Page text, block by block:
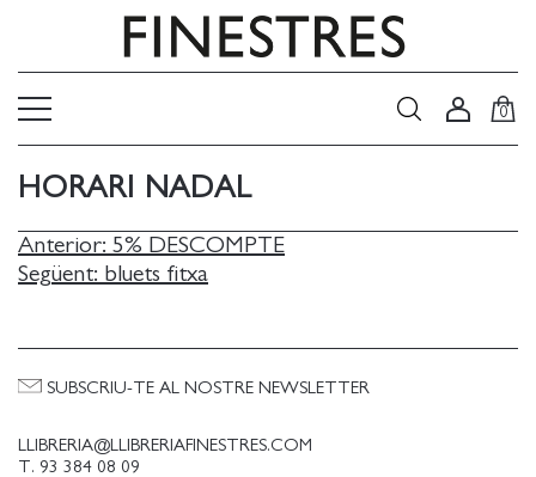
0
HORARI NADAL
NAVEGACIÓ
D'ENTRADES
Anterior: 5% DESCOMPTE
Següent: bluets fitxa
LLIBRERIA@LLIBRERIAFINESTRES.COM
T. 93 384 08 09
SUBSCRIU-TE AL NOSTRE NEWSLETTER